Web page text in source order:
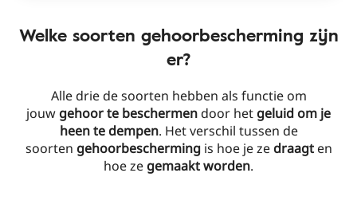
Welke soorten gehoorbescherming zijn
er?
Alle drie de soorten hebben als functie om
jouwgehoor te beschermendoor hetgeluid om je
heen te dempen. Het verschil tussen de
soorten gehoorbeschermingis hoe je zedraagten
hoe zegemaakt worden.